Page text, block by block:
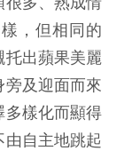
，但相同的
出蘋果美麗
及迎面而來
樣化而顯得
自主地跳起